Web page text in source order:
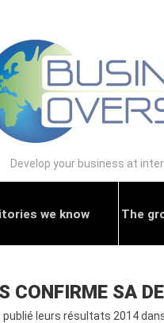
Develop your business at
we know The
CONFIRME SA
leurs résultats 2014